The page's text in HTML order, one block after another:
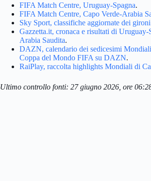
FIFA Match Centre, Uruguay-Spagna.
FIFA Match Centre, Capo Verde-Arabia
Sky Sport, classifiche aggiornate dei
Gazzetta.it, cronaca e risultati di Uruguay-
Arabia Saudita.
DAZN, calendario dei sedicesimi
Coppa del Mondo FIFA su DAZN.
RaiPlay, raccolta highlights Mondiali di
Ultimo controllo fonti: 27 giugno 2026, ore